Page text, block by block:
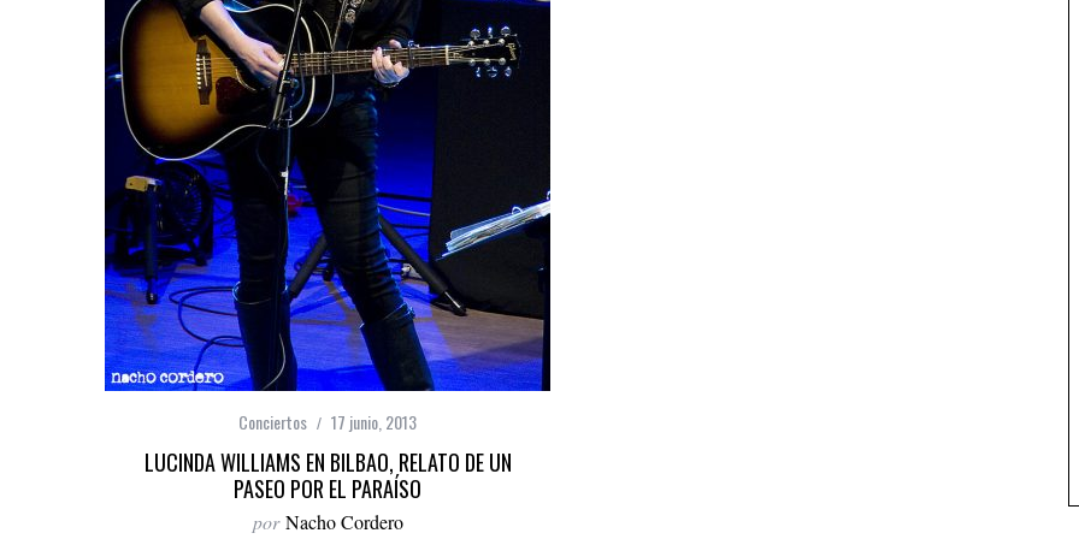
Conciertos 17 junio, 2013
LUCINDA WILLIAMS EN BILBAO, RELATO DE UN
PASEO POR EL PARAÍSO
por Nacho Cordero